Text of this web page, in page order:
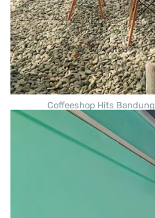
Coffeeshop Hits Bandung |